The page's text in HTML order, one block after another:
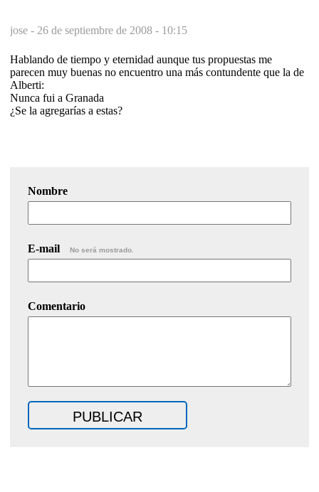
jose - 26 de septiembre de 2008 - 10:15
Hablando de tiempo y eternidad aunque tus propuestas me
parecen muy buenas no encuentro una más contundente que la de
Alberti:
Nunca fui a Granada
¿Se la agregarías a estas?
Nombre
E-mail No será mostrado.
Comentario